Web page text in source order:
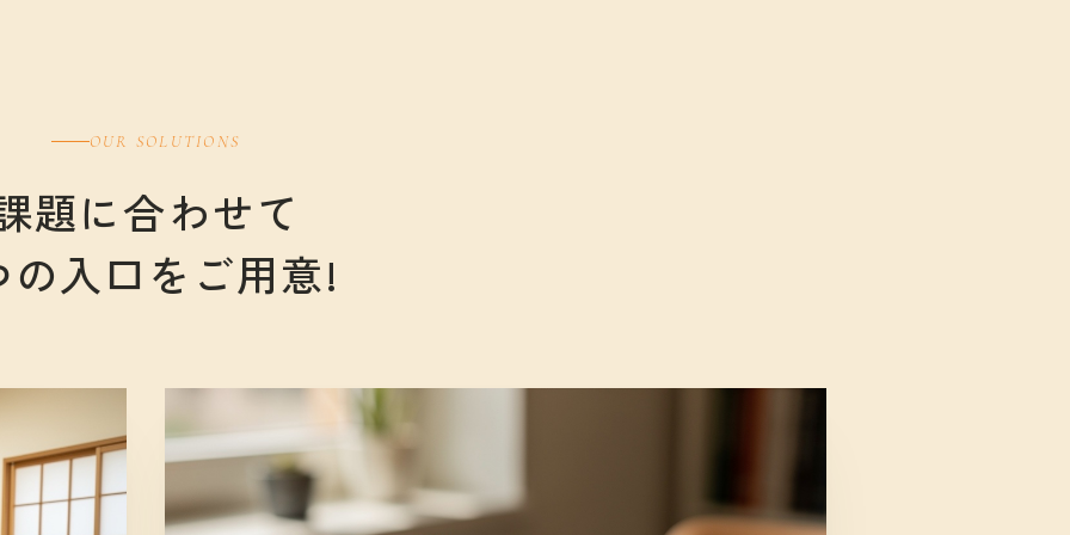
OUR SOLUTIONS
題に合わせて
の入口をご用意!